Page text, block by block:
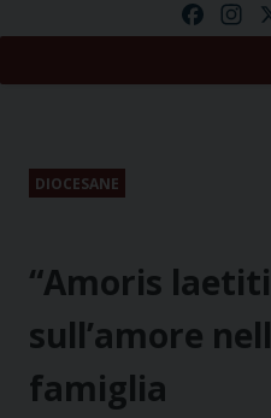
DIOCESANE
“Amoris
sull’amore
famiglia